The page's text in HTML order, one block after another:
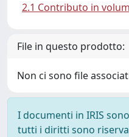
2.1 Contributo in
File in questo prodotto:
Non ci sono file
I documenti in IRIS
tutti i diritti sono